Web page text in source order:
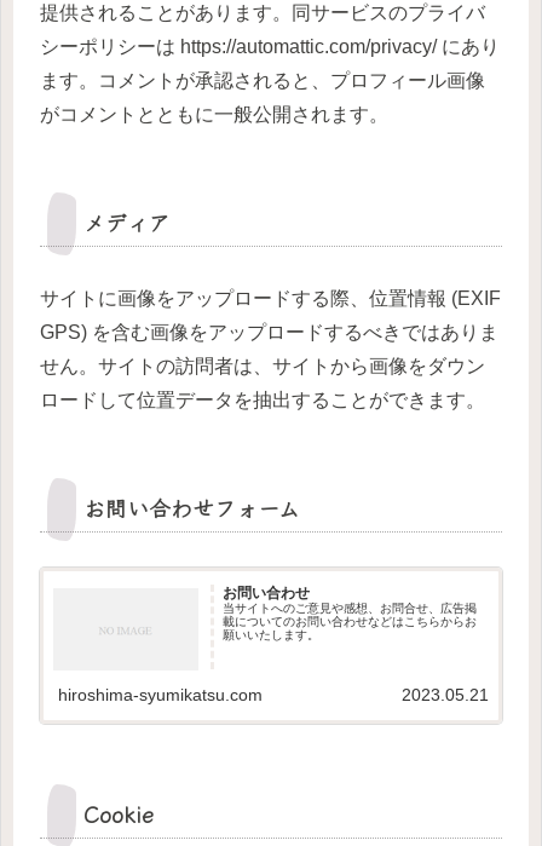
提供されることがあります。同サービスのプライバ
シーポリシーは https://automattic.com/privacy/ にあり
ます。コメントが承認されると、プロフィール画像
がコメントとともに一般公開されます。
メディア
サイトに画像をアップロードする際、位置情報 (EXIF
GPS) を含む画像をアップロードするべきではありま
せん。サイトの訪問者は、サイトから画像をダウン
ロードして位置データを抽出することができます。
お問い合わせフォーム
お問い合わせ
当サイトへのご意見や感想、お問合せ、広告掲
載についてのお問い合わせなどはこちらからお
願いいたします。
hiroshima-syumikatsu.com 2023.05.21
Cookie